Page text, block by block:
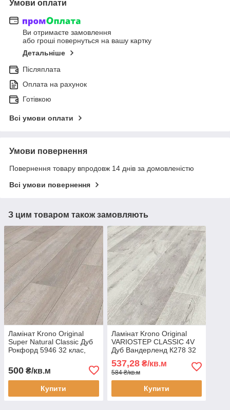
Умови оплати
Ви отримаєте замовлення
або гроші повернуться на вашу картку
Детальніше
Післяплата
Оплата на рахунок
Готівкою
Всі умови оплати
Умови повернення
Повернення товару впродовж 14 днів за домовленістю
Всі умови повернення
З цим товаром також замовляють
Ламінат Krono Original
Super Natural Classic Дуб
Рокфорд 5946 32 клас,
500 ₴/кв.м
Купити
Ламінат Krono Original
VARIOSTEP CLASSIC 4V
Дуб Вандерленд К278 32
фаскою для спальні,
коридору, передпокою
537,28₴/кв.м
584 ₴/кв.м
Купити